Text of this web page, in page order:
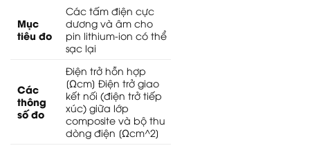
Mục
tiêu đo
Các tấm điện cực
dương và âm cho
pin lithium-ion có thể
sạc lại
Các
thông
số đo
Điện trở hỗn hợp
[Ωcm] Điện trở giao
kết nối (điện trở tiếp
xúc) giữa lớp
composite và bộ thu
dòng điện [Ωcm^2]